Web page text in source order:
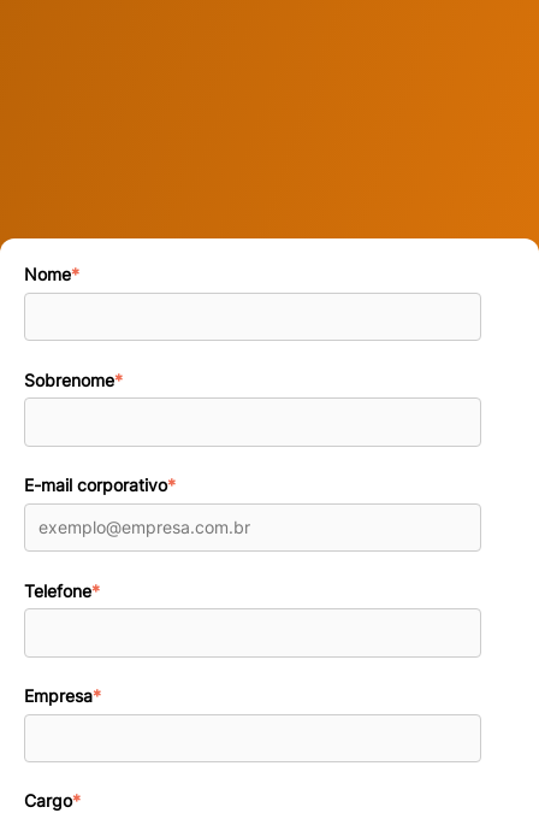
Nome*
Sobrenome*
E-mail corporativo*
Telefone*
Empresa*
Cargo*